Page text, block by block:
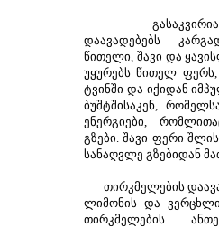
გასაკვირია
დაავადებებს
წითელი, შავი და
უყურებს წითელ ფერს,
ტვინში და იქიდან
ბუშტშისაკენ,
ენერგიები,
გზები. შავი ფერი
სანაღვლე გზებიდან
თირკმელების
ლიმონის და
თირკმელების